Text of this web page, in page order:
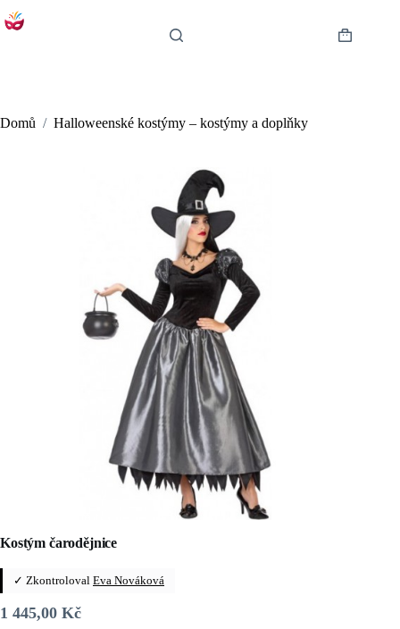
to
Shopping
Domů / Halloweenské kostýmy – kostýmy a doplňky
Kostým čarodějnice
✓ Zkontroloval Eva Nováková
1 445,00 Kč